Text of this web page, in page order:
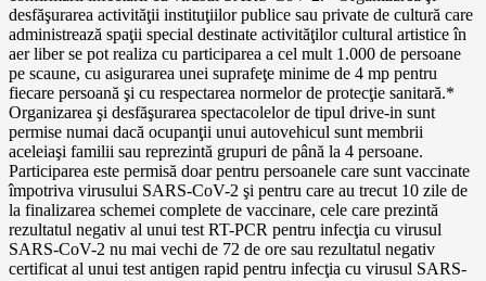
desfăşurarea activităţii instituţiilor publice sau private de cultură care
administrează spaţii special destinate activităţilor cultural artistice în
aer liber se pot realiza cu participarea a cel mult 1.000 de persoane
pe scaune, cu asigurarea unei suprafeţe minime de 4 mp pentru
fiecare persoană şi cu respectarea normelor de protecţie sanitară.*
Organizarea şi desfăşurarea spectacolelor de tipul drive-in sunt
permise numai dacă ocupanţii unui autovehicul sunt membrii
aceleiaşi familii sau reprezintă grupuri de până la 4 persoane.
Participarea este permisă doar pentru persoanele care sunt vaccinate
împotriva virusului SARS-CoV-2 şi pentru care au trecut 10 zile de
la finalizarea schemei complete de vaccinare, cele care prezintă
rezultatul negativ al unui test RT-PCR pentru infecţia cu virusul
SARS-CoV-2 nu mai vechi de 72 de ore sau rezultatul negativ
certificat al unui test antigen rapid pentru infecţia cu virusul SARS-